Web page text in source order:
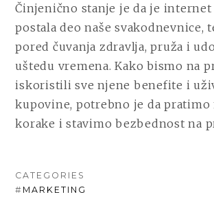
Činjenično stanje je da je
postala deo naše svakodnevnice,
pored čuvanja zdravlja, pruža i
uštedu vremena. Kako bismo na
iskoristili sve njene benefite i
kupovine, potrebno je da pratimo
korake i stavimo bezbednost na
CATEGORIES
# MARKETING